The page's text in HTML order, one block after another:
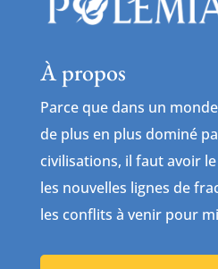
À propos
Parce que dans un
de plus en plus dominé
civilisations, il faut avoir
les nouvelles lignes de
les conflits à venir pour